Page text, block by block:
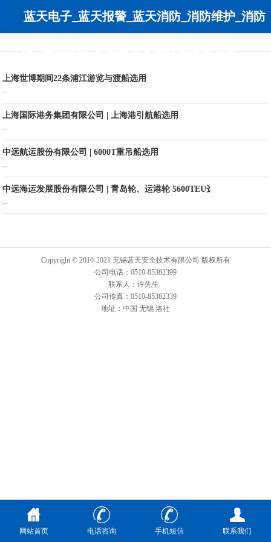
蓝天电子_蓝天报警_蓝天消防_消防维护_消防
工程_消防改造-无锡蓝天安全技术有限公司
上海世博期间22条浦江游览与渡船选用
...
上海国际港务集团有限公司 | 上海港引航船选用
...
中远航运股份有限公司 | 6000T重吊船选用
...
中远海运发展股份有限公司 | 青岛轮、运港轮 5600TEU选用
...
Copyright © 2010-2021 无锡蓝天安全技术有限公司 版权所有
公司电话：0510-85382399
联系人：许先生
公司传真：0510-85382339
地址：中国 无锡 洛社
网站首页 电话咨询 手机短信 联系我们